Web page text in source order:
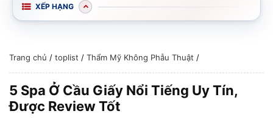
XẾP HẠNG
Trang chủ / toplist / Thẩm Mỹ Không Phẫu Thuật /
5 Spa Ở Cầu Giấy Nổi Tiếng Uy Tín,
Được Review Tốt